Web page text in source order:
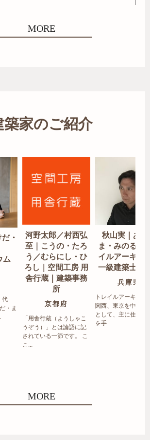
MORE
築家のご紹介
・
ム
代
・ま
河野太郎／村西弘
至｜こうの・たろ
う／むらにし・ひ
ろし｜空間工房 用
舎行蔵｜建築事務
所
京都府
「用舎行蔵（ようしゃこ
うぞう）」とは論語に記
されている一節です。 こ
こ...
秋山実｜あき
ま・みのる｜
イルアーキテ
一級建築士事
兵庫県
トレイルアーキテク
関西、東京を中心エ
として、主に住宅の
を手...
MORE